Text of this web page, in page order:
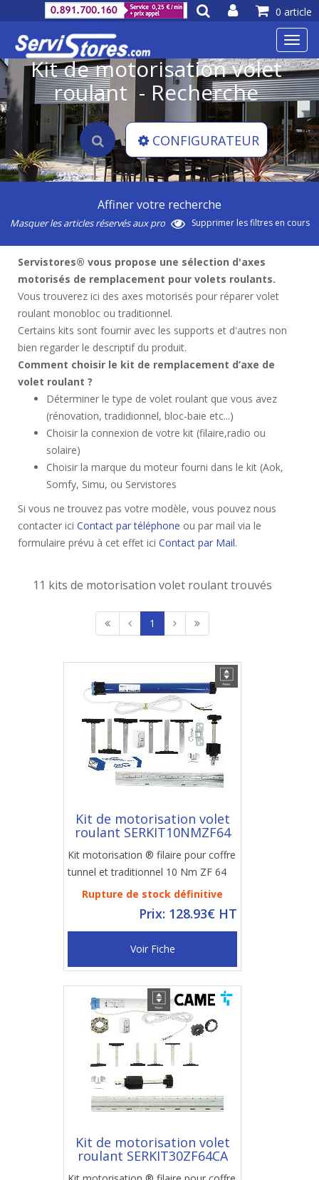
0 article
Kit de motorisation volet
roulant - Recherche
CONFIGURATEUR
Affiner votre recherche
Masquer les articles réservés aux pro Supprimer les filtres en cours
Servistores® vous propose une sélection d'axes
motorisés de remplacement pour volets roulants.
Vous trouverez ici des axes motorisés pour réparer volet
roulant monobloc ou traditionnel.
Certains kits sont fournir avec les supports et d'autres non
bien regarder le descriptif du produit.
Comment choisir le kit de remplacement d’axe de
volet roulant ?
Déterminer le type de volet roulant que vous avez
(rénovation, tradidionnel, bloc-baie etc...)
Choisir la connexion de votre kit (filaire,radio ou
solaire)
Choisir la marque du moteur fourni dans le kit (Aok,
Somfy, Simu, ou Servistores
Si vous ne trouvez pas votre modèle, vous pouvez nous
contacter ici Contact par téléphone ou par mail via le
formulaire prévu à cet effet ici Contact par Mail.
11 kits de motorisation volet roulant trouvés
1
Kit de motorisation volet
roulant SERKIT10NMZF64
Kit motorisation ® filaire pour coffre
tunnel et traditionnel 10 Nm ZF 64
Rupture de stock définitive
Prix: 128.93€ HT
Voir Fiche
Kit de motorisation volet
roulant SERKIT30ZF64CA